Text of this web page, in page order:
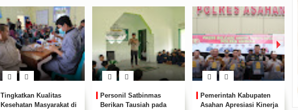
Tingkatkan Kualitas
Kesehatan Masyarakat di
Personil Satbinmas
Berikan Tausiah pada
Pemerintah Kabupaten
Asahan Apresiasi Kinerja